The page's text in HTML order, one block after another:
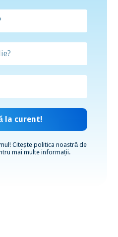
Citește politica noastră de
mai multe informații.